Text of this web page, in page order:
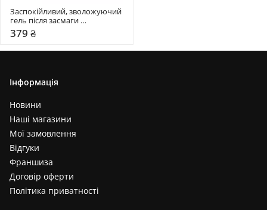
Заспокійливий, зволожуючий
гель після засмаги
379 ₴
Інформація
Новини
Наші магазини
Мої замовлення
Відгуки
Франшиза
Договір оферти
Політика приватності